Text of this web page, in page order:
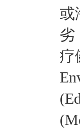
或
劣
疗